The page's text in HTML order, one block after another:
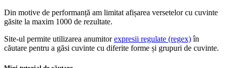
Din motive de performanță am limitat afișarea versetelor cu cuvinte
găsite la maxim 1000 de rezultate.
Site-ul permite utilizarea anumitorexpresii regulate (regex)în
căutare pentru a găsi cuvinte cu diferite forme și grupuri de cuvinte.